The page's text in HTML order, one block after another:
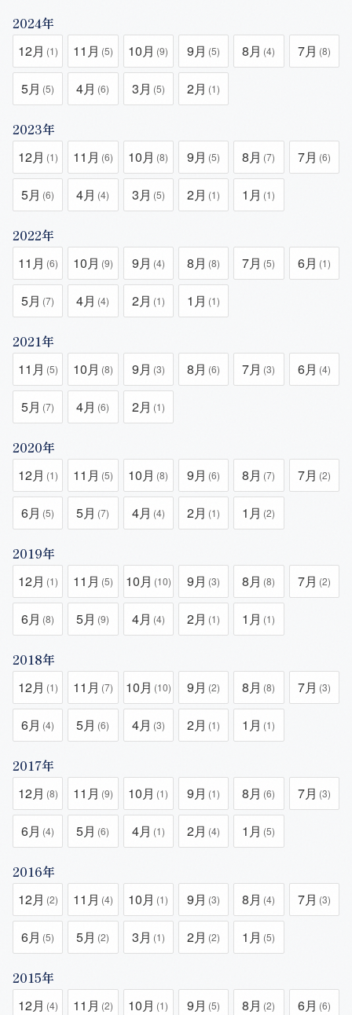
2024年
12月 (1) 11月 (5) 10月 (9) 9月 (5) 8月 (4) 7月 (8)
5月 (5) 4月 (6) 3月 (5) 2月 (1)
2023年
12月 (1) 11月 (6) 10月 (8) 9月 (5) 8月 (7) 7月 (6)
5月 (6) 4月 (4) 3月 (5) 2月 (1) 1月 (1)
2022年
11月 (6) 10月 (9) 9月 (4) 8月 (8) 7月 (5) 6月 (1)
5月 (7) 4月 (4) 2月 (1) 1月 (1)
2021年
11月 (5) 10月 (8) 9月 (3) 8月 (6) 7月 (3) 6月 (4)
5月 (7) 4月 (6) 2月 (1)
2020年
12月 (1) 11月 (5) 10月 (8) 9月 (6) 8月 (7) 7月 (2)
6月 (5) 5月 (7) 4月 (4) 2月 (1) 1月 (2)
2019年
12月 (1) 11月 (5) 10月 (10) 9月 (3) 8月 (8) 7月 (2)
6月 (8) 5月 (9) 4月 (4) 2月 (1) 1月 (1)
2018年
12月 (1) 11月 (7) 10月 (10) 9月 (2) 8月 (8) 7月 (3)
6月 (4) 5月 (6) 4月 (3) 2月 (1) 1月 (1)
2017年
12月 (8) 11月 (9) 10月 (1) 9月 (1) 8月 (6) 7月 (3)
6月 (4) 5月 (6) 4月 (1) 2月 (4) 1月 (5)
2016年
12月 (2) 11月 (4) 10月 (1) 9月 (3) 8月 (4) 7月 (3)
6月 (5) 5月 (2) 3月 (1) 2月 (2) 1月 (5)
2015年
12月 (4) 11月 (2) 10月 (1) 9月 (5) 8月 (2) 6月 (6)